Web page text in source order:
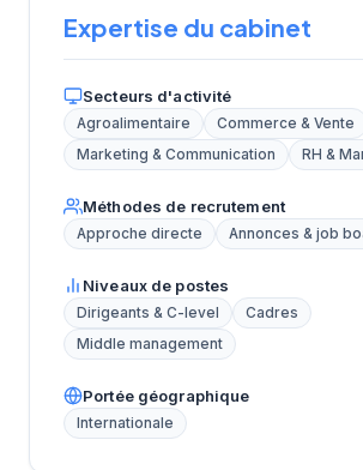
Expertise du cabinet
Secteurs d'activité
Agroalimentaire Commerce & Vente
Marketing & Communication
RH &
Méthodes de recrutement
Approche directe Annonces & job
Niveaux de postes
Dirigeants & C-level
Cadres
Middle management
Portée géographique
Internationale